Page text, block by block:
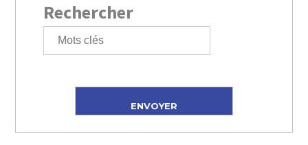
Rechercher